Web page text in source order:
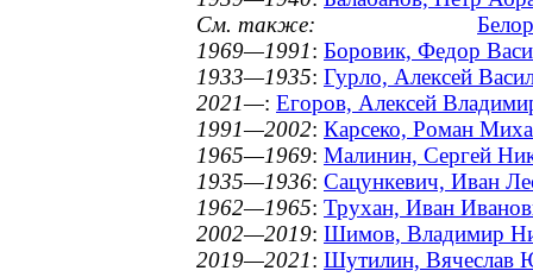
См. также:
1969—1991: Боровик, Федор
1933—1935: Гурло, Алексей
2021—: Егоров, Алексей
1991—2002: Карсеко, Роман
1965—1969: Малинин, Сергей
1935—1936: Сацункевич, Иван
1962—1965: Трухан, Иван
2002—2019: Шимов, Владимир
2019—2021: Шутилин, Вячеслав